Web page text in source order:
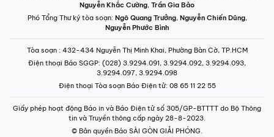
Nguyễn Khắc Cường, Trần Gia Bảo
Phó Tổng Thư ký tòa soạn: Ngô Quang Trưởng, Nguyễn Chiến Dũng,
Nguyễn Phước Bình
Tòa soạn : 432-434 Nguyễn Thị Minh Khai, Phường Bàn Cờ, TP.HCM
Điện thoại Báo SGGP: (028) 3.9294.091, 3.9294.092, 3.9294.093,
3.9294.097, 3.9294.098
Điện thoại Tòa soạn Báo Điện tử: 08 65 11 22 55
Giấy phép hoạt động Báo in và Báo Điện tử số 305/GP-BTTTT do Bộ Thông
tin và Truyền thông cấp ngày 28-8-2023.
© Bản quyền Báo SÀI GÒN GIẢI PHÓNG.